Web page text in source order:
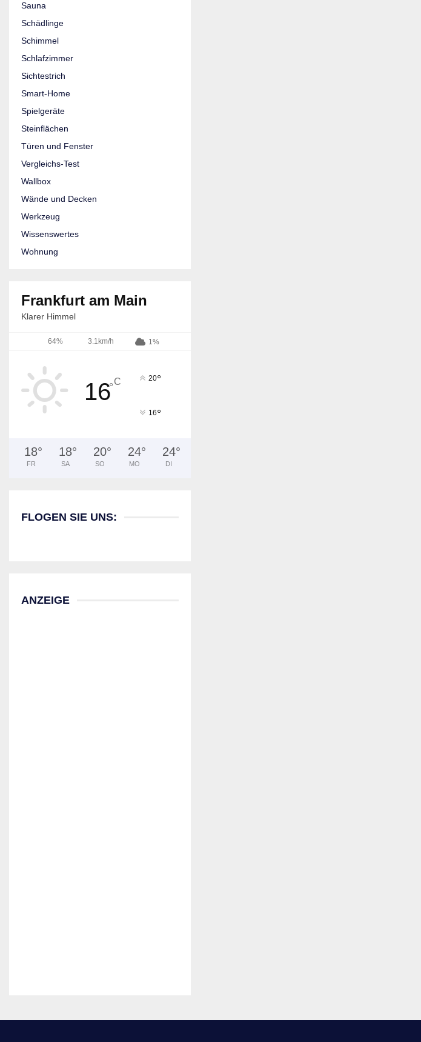
Sauna
Schädlinge
Schimmel
Schlafzimmer
Sichtestrich
Smart-Home
Spielgeräte
Steinflächen
Türen und Fenster
Vergleichs-Test
Wallbox
Wände und Decken
Werkzeug
Wissenswertes
Wohnung
Frankfurt am Main
Klarer Himmel
64% 3.1km/h 1%
16°C 20°
16°
18°
FR
18°
SA
20°
SO
24°
MO
24°
DI
FLOGEN SIE UNS:
ANZEIGE